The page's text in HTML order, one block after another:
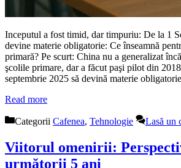
Inceputul a fost timid, dar timpuriu: De la 1
devine materie obligatorie: Ce înseamnă
primară? Pe scurt: China nu a generalizat
şcolile primare, dar a făcut paşi pilot din
septembrie 2025 să devină materie
Read more
Categorii Cafenea, Tehnologie Lasă un
Viitorul omenirii:
următorii 5 ani